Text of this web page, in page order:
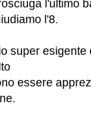
l'ultimo
l'8.
super
essere